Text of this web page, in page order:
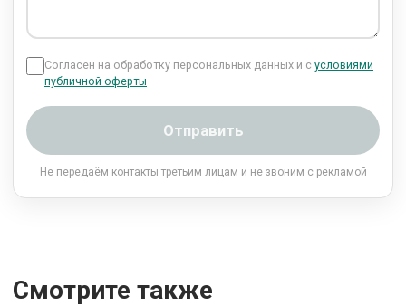
Согласен на обработку персональных данных и с условиями
публичной оферты
Отправить
Не передаём контакты третьим лицам и не звоним с рекламой
Смотрите также